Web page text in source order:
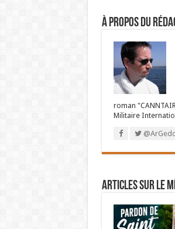
À propos du
roman
Militaire
Articles sur le